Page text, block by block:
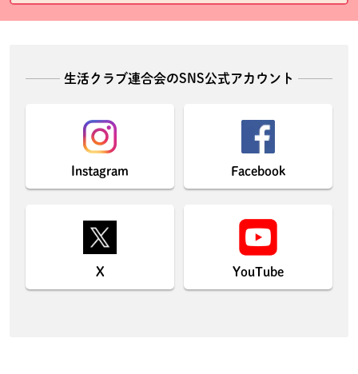
生活クラブ連合会のSNS公式アカウント
Instagram Facebook
X YouTube